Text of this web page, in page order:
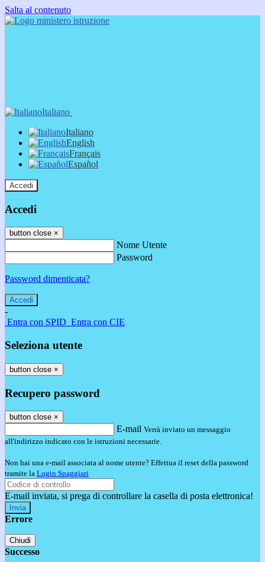
Salta al contenuto
Italiano
Italiano
English
Français
Español
Accedi
Accedi
button close ×
Nome Utente
Password
Password dimenticata?
-
Entra con SPID Entra con CIE
Seleziona utente
button close ×
Recupero password
button close ×
E-mail Verrà inviato un messaggio
all'indirizzo indicato con le istruzioni necessarie.
Non hai una e-mail associata al nome utente? Effettua il reset della password
tramite la Login Spaggiari
E-mail inviata, si prega di controllare la casella di posta elettronica!
Errore
Chiudi
Successo